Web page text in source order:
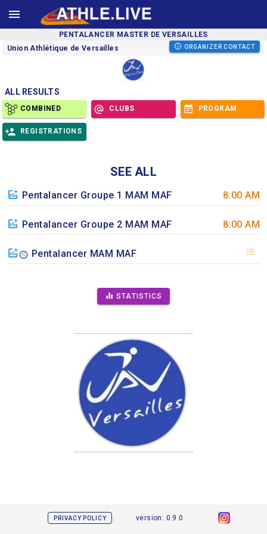
PENTALANCER MASTER DE VERSAILLES
Union Athlétique de Versailles
ORGANIZER CONTACT
ALL RESULTS
COMBINED CLUBS PROGRAM
REGISTRATIONS
SEE ALL
Pentalancer Groupe 1 MAM MAF 8:00 AM
Pentalancer Groupe 2 MAM MAF 8:00 AM
Pentalancer MAM MAF
STATISTICS
PRIVACY POLICY version: 0.9.0